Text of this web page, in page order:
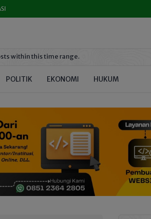
within this time range.
POLITIK EKONOMI HUKUM